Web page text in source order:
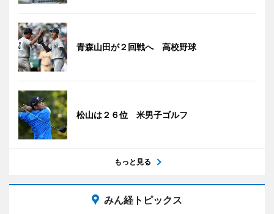
青森山田が２回戦へ 高校野球
松山は２６位 米男子ゴルフ
もっと見る
みん経トピックス